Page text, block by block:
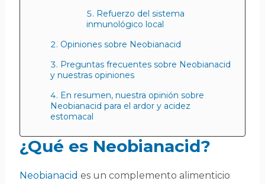
Refuerzo del sistema
inmunológico local
Opiniones sobre Neobianacid
Preguntas frecuentes sobre Neobianacid
y nuestras opiniones
En resumen, nuestra opinión sobre
Neobianacid para el ardor y acidez
estomacal
¿Qué es Neobianacid?
Neobianacid es un complemento alimenticio